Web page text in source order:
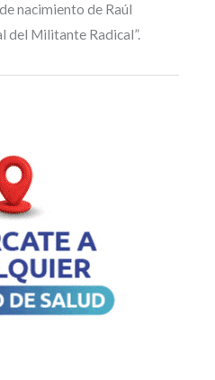
nacimiento de Raúl
del Militante Radical”.